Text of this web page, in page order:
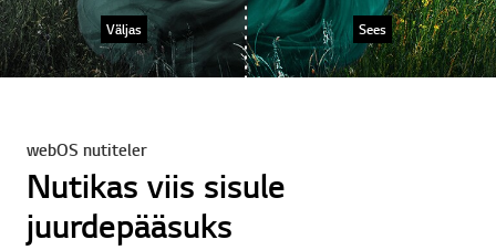
Väljas Sees
webOS nutiteler
Nutikas viis sisule
juurdepääsuks